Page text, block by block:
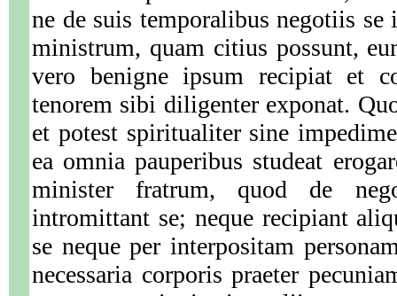
ne de suis temporalibus negotiis
ministrum, quam citius possunt,
vero benigne ipsum recipiat et
tenorem sibi diligenter exponat.
et potest spiritualiter sine
ea omnia pauperibus studeat
minister fratrum, quod de
intromittant se; neque recipiant
se neque per interpositam
necessaria corporis praeter